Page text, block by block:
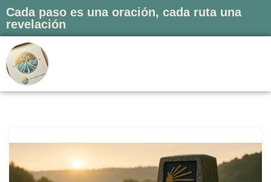
al
contenido
Cada paso es una oración, cada ruta una
revelación